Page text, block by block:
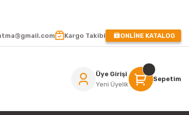
Kargo Takibi ONLİNE KATALOG
Üye Girişi
Yeni Üyelik
Sepetim